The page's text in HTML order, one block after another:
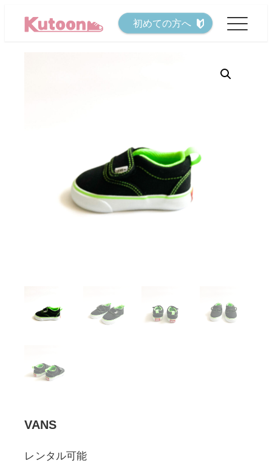
初めての方へ
VANS
レンタル可能